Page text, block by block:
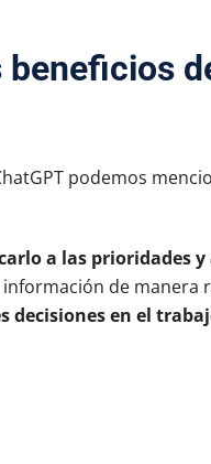
beneficios
podemos
a las prioridades y
de manera
decisiones en el